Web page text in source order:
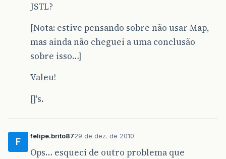
JSTL?
[Nota: estive pensando sobre não usar Map,
mas ainda não cheguei a uma conclusão
sobre isso…]
Valeu!
[]'s.
F
felipe.brito8729 de dez. de 2010
Ops… esqueci de outro problema que